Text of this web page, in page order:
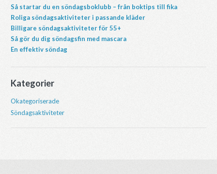
Så startar du en söndagsboklubb – från boktips till fika
Roliga söndagsaktiviteter i passande kläder
Billigare söndagsaktiviteter för 55+
Så gör du dig söndagsfin med mascara
En effektiv söndag
Kategorier
Okategoriserade
Söndagsaktiviteter